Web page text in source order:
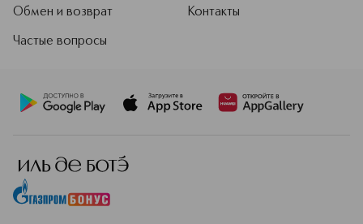
Обмен и возврат
Частые вопросы
Контакты